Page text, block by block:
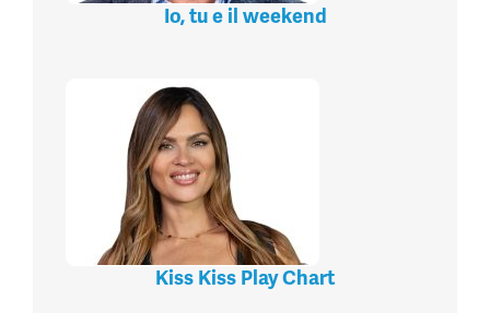
Io, tu e il weekend
Kiss Kiss Play Chart